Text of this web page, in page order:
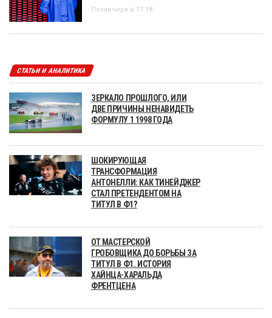
Позавчера в 17:18
СТАТЬИ И АНАЛИТИКА
ЗЕРКАЛО ПРОШЛОГО, ИЛИ
ДВЕ ПРИЧИНЫ НЕНАВИДЕТЬ
ФОРМУЛУ 1 1998 ГОДА
ШОКИРУЮЩАЯ
ТРАНСФОРМАЦИЯ
АНТОНЕЛЛИ: КАК ТИНЕЙДЖЕР
СТАЛ ПРЕТЕНДЕНТОМ НА
ТИТУЛ В Ф1?
ОТ МАСТЕРСКОЙ
ГРОБОВЩИКА ДО БОРЬБЫ ЗА
ТИТУЛ В Ф1. ИСТОРИЯ
ХАЙНЦА-ХАРАЛЬДА
ФРЕНТЦЕНА